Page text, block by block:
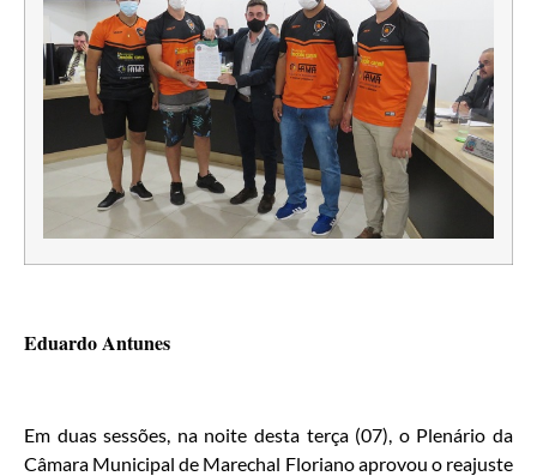
Eduardo Antunes
Em duas sessões, na noite desta terça (07), o Plenário da
Câmara Municipal de Marechal Floriano aprovou o reajuste